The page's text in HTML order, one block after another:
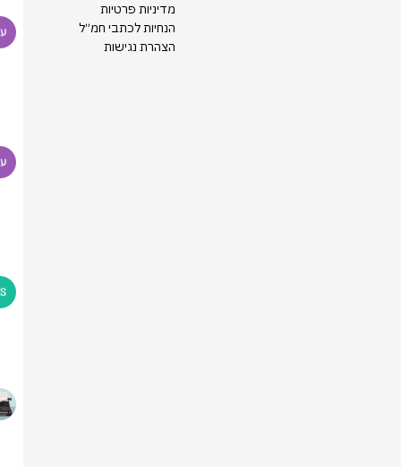
מדיניות פרטיות
הנחיות לכתבי חמ״ל
הצהרת נגישות